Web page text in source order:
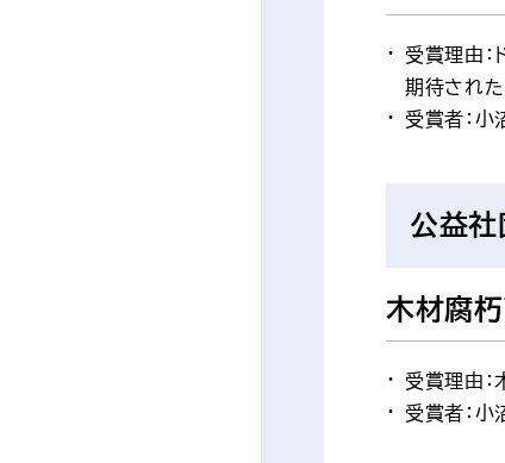
受賞理由
期待された
受賞者：小
公益
木材腐
受賞理由
受賞者：小